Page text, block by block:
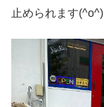
止められます(^o^)